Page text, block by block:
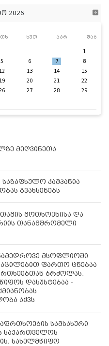
2026
ხუთ პარ შაბ
1
5 6 7
8
12 13 14
15
19 20 21
22
27 28
29
მეღვინეთა
საზაფხულო კამპანია
გვახსენებს
მოთხოვნისა და
თანამშრომელი
მსოფლიოში
ფართო ცნებაა
ბრძოლას,
დასუსტებაა -
აქვს
სამსახური
საქართველოს
სახელმწიფო